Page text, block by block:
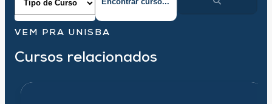
VEM PRA UNISBA
Cursos relacionados